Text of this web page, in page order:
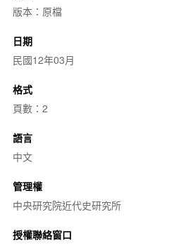
版本：原檔
日期
民國12年03月
格式
頁數：2
語言
中文
管理權
中央研究院近代史研究所
授權聯絡窗口